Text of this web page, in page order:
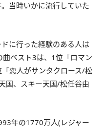
当時いかに流行していた
に行った経験のある人は
ベスト3は、1位「ロマン
恋人がサンタクロース/松
国、スキー天国/松任谷由
年の1770万人(レジャー